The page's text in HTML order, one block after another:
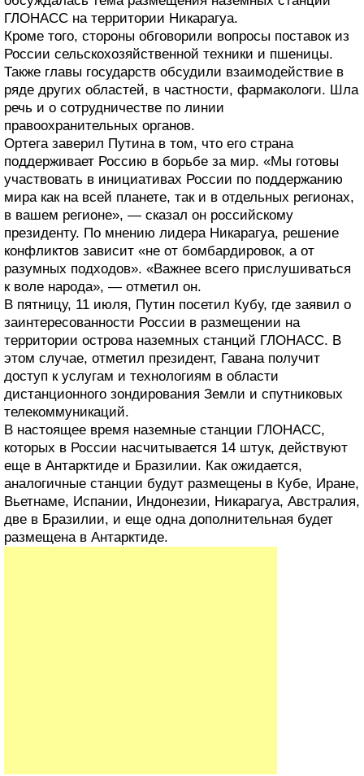
ГЛОНАСС на территории Никарагуа.
Кроме того, стороны обговорили вопросы поставок из
России сельскохозяйственной техники и пшеницы.
Также главы государств обсудили взаимодействие в
ряде других областей, в частности, фармакологи. Шла
речь и о сотрудничестве по линии
правоохранительных органов.
Ортега заверил Путина в том, что его страна
поддерживает Россию в борьбе за мир. «Мы готовы
участвовать в инициативах России по поддержанию
мира как на всей планете, так и в отдельных регионах,
в вашем регионе», — сказал он российскому
президенту. По мнению лидера Никарагуа, решение
конфликтов зависит «не от бомбардировок, а от
разумных подходов». «Важнее всего прислушиваться
к воле народа», — отметил он.
В пятницу, 11 июля, Путин посетил Кубу, где заявил о
заинтересованности России в размещении на
территории острова наземных станций ГЛОНАСС. В
этом случае, отметил президент, Гавана получит
доступ к услугам и технологиям в области
дистанционного зондирования Земли и спутниковых
телекоммуникаций.
В настоящее время наземные станции ГЛОНАСС,
которых в России насчитывается 14 штук, действуют
еще в Антарктиде и Бразилии. Как ожидается,
аналогичные станции будут размещены в Кубе, Иране,
Вьетнаме, Испании, Индонезии, Никарагуа, Австралия,
две в Бразилии, и еще одна дополнительная будет
размещена в Антарктиде.